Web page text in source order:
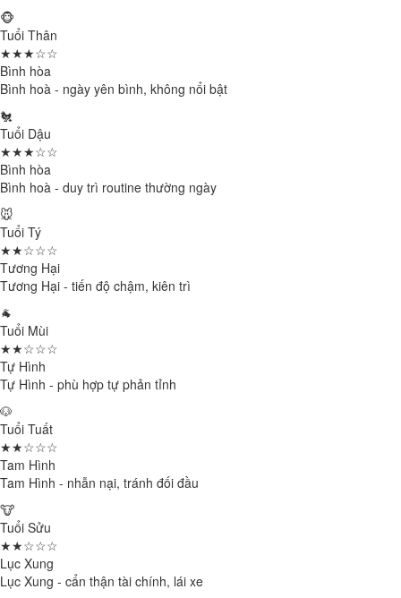
🐵
Tuổi Thân
★★★☆☆
Bình hòa
Bình hoà - ngày yên bình, không nổi bật
🐔
Tuổi Dậu
★★★☆☆
Bình hòa
Bình hoà - duy trì routine thường ngày
🐭
Tuổi Tý
★★☆☆☆
Tương Hại
Tương Hại - tiến độ chậm, kiên trì
🐐
Tuổi Mùi
★★☆☆☆
Tự Hình
Tự Hình - phù hợp tự phản tỉnh
🐶
Tuổi Tuất
★★☆☆☆
Tam Hình
Tam Hình - nhẫn nại, tránh đối đầu
🐮
Tuổi Sửu
★★☆☆☆
Lục Xung
Lục Xung - cẩn thận tài chính, lái xe